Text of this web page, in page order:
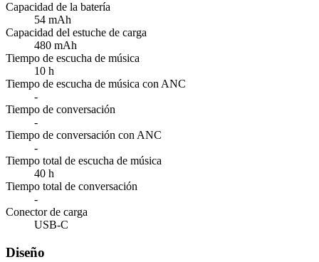
Capacidad de la batería
54 mAh
Capacidad del estuche de carga
480 mAh
Tiempo de escucha de música
10 h
Tiempo de escucha de música con ANC
-
Tiempo de conversación
-
Tiempo de conversación con ANC
-
Tiempo total de escucha de música
40 h
Tiempo total de conversación
-
Conector de carga
USB-C
Diseño